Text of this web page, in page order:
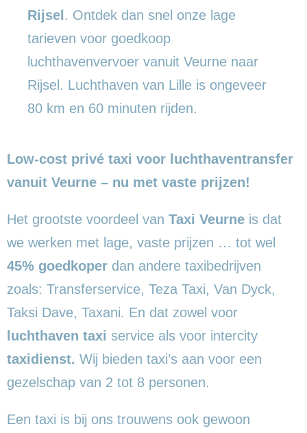
Rijsel . Ontdek dan snel onze lage
tarieven voor goedkoop
luchthavenvervoer vanuit Veurne naar
Rijsel. Luchthaven van Lille is ongeveer
80 km en 60 minuten rijden.
Low-cost privé taxi voor luchthaventransfer
vanuit Veurne – nu met vaste prijzen!
Het grootste voordeel van Taxi Veurne is dat
we werken met lage, vaste prijzen … tot wel
45% goedkoper dan andere taxibedrijven
zoals: Transferservice, Teza Taxi, Van Dyck,
Taksi Dave, Taxani. En dat zowel voor
luchthaven taxi service als voor intercity
taxidienst. Wij bieden taxi’s aan voor een
gezelschap van 2 tot 8 personen.
Een taxi is bij ons trouwens ook gewoon